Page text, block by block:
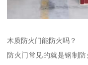
木质防火门能防火吗？
防火门常见的就是钢制